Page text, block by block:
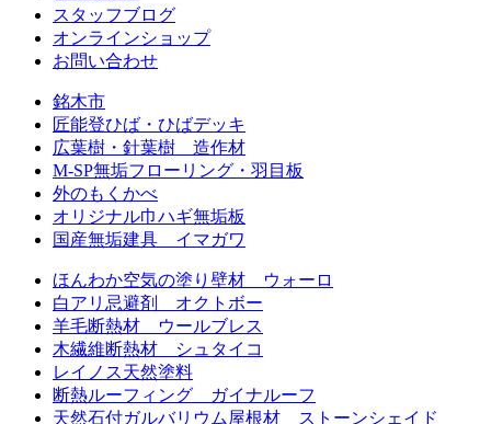
スタッフブログ
オンラインショップ
お問い合わせ
銘木市
匠能登ひば・ひばデッキ
広葉樹・針葉樹 造作材
M-SP無垢フローリング・羽目板
外のもくかべ
オリジナル巾ハギ無垢板
国産無垢建具 イマガワ
ほんわか空気の塗り壁材 ウォーロ
白アリ忌避剤 オクトボー
羊毛断熱材 ウールブレス
木繊維断熱材 シュタイコ
レイノス天然塗料
断熱ルーフィング ガイナルーフ
天然石付ガルバリウム屋根材 ストーンシェイド